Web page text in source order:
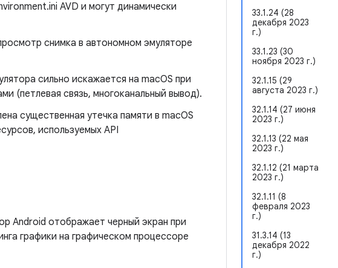
33.1.24 (28
декабря 2023
г.)
33.1.23 (30
ноября 2023 г.)
32.1.15 (29
августа 2023 г.)
32.1.14 (27 июня
2023 г.)
32.1.13 (22 мая
2023 г.)
32.1.12 (21 марта
2023 г.)
32.1.11 (8
февраля 2023
г.)
31.3.14 (13
декабря 2022
г.)
AVD и могут динамически
снимка в автономном эмуляторе
сильно искажается на macOS при
(петлевая связь, многоканальный вывод).
​​существенная утечка памяти в macOS
используемых API
Android отображает черный экран при
графики на графическом процессоре